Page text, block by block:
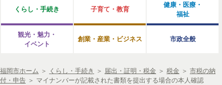
くらし・手続き 子育て・教育
健康・医療・
福祉
観光・魅力・
イベント
創業・産業・ビジネス 市政全般
福岡市ホーム ＞ くらし・手続き ＞ 届出・証明・税金 ＞ 税金 ＞ 市税の納
付・申告 ＞ マイナンバーが記載された書類を提出する場合の本人確認